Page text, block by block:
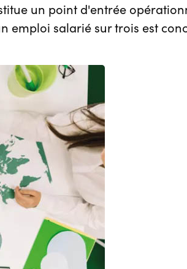
un point d'entrée
emploi salarié sur trois est